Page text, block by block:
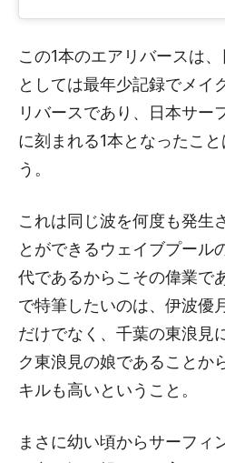
この1本のエアリバースは
としては最年少記録でメイ
リバースであり、日本サー
に刻まれる1本となったこ
う。
これは同じ波を何度も発生
とができるウェイブプール
代であるからこその偉業で
で特筆したいのは、伊波優
だけでなく、千葉の東浪見
ク東浪見の娘であることか
キルも高いということ。
まさに幼い頃からサーフィ